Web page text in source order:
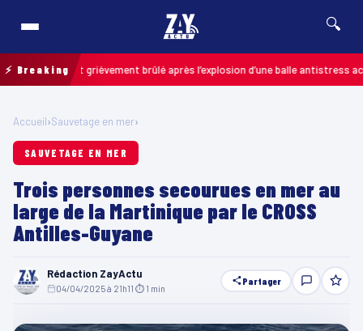
🔍
⚡ Breaking
enfant grièvement brûlé après l’explosion d’une balle antistress achetée
Accueil›Sauvetage en mer›
SAUVETAGE EN MER
Trois personnes secourues en mer au
large de la Martinique par le CROSS
Antilles-Guyane
Rédaction ZayActu
04/04/2025 à 21h11 ⏱ 1 min
Partager